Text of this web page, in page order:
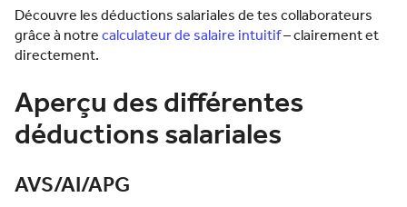
Découvre les déductions salariales de tes collaborateurs
grâce à notrecalculateur de salaire intuitif– clairement et
directement.
Aperçu des différentes
déductions salariales
AVS/AI/APG